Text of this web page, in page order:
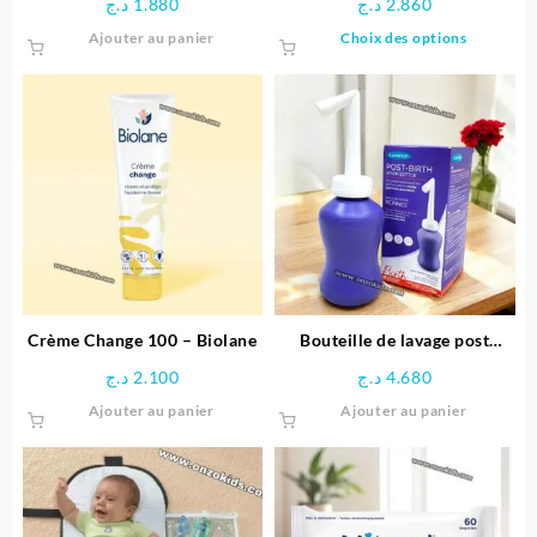
1.880 د.ج
Ajouter au panier
2.860 د.ج
Choix des options
Les
options
choisies
sur
la
page
Crème Change 100 – Biolane
2.100 د.ج
Ajouter au panier
Bouteille de lavage post
4.680 د.ج
Ajouter au panier